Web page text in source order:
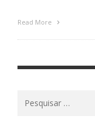
Read More